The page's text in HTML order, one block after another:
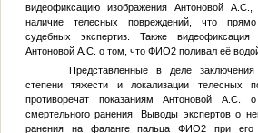
видеофиксацию изображения Антоновой
наличие телесных повреждений, что
судебных экспертиз. Также видеофиксация
Антоновой А.С. о том, что ФИО2поливал её
Представленные в деле заключения
степени тяжести и локализации телесных
противоречат показаниям Антоновой А.С.
смертельного ранения. Выводы экспертов о
ранения на фаланге пальцаФИО2 при его